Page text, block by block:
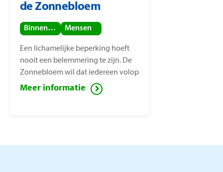
de Zonnebloem
Binnenland Mensen
Een lichamelijke beperking hoeft
nooit een belemmering te zijn. De
Zonnebloem wil dat iedereen volop
van het leven kan genieten, ook
mensen met een lichamelijke
Meer informatie